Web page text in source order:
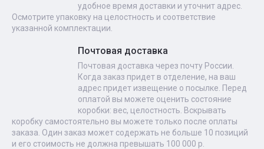
удобное время доставки и уточнит адрес.
Осмотрите упаковку на целостность и соответствие
указанной комплектации.
Почтовая доставка
Почтовая доставка через почту России.
Когда заказ придет в отделение, на ваш
адрес придет извещение о посылке. Перед
оплатой вы можете оценить состояние
коробки: вес, целостность. Вскрывать
коробку самостоятельно вы можете только после оплаты
заказа. Один заказ может содержать не больше 10 позиций
и его стоимость не должна превышать 100 000 р.